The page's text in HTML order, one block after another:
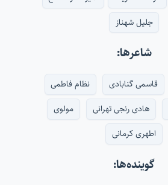
جلیل شهناز
شاعرها:
قاسمی گنابادی
نظام فاطمی
هادی رنجی تهرانی
مولوی
اطهری کرمانی
گوینده‌ها: